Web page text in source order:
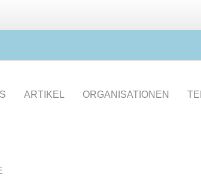
ARTIKEL ORGANISATIONEN